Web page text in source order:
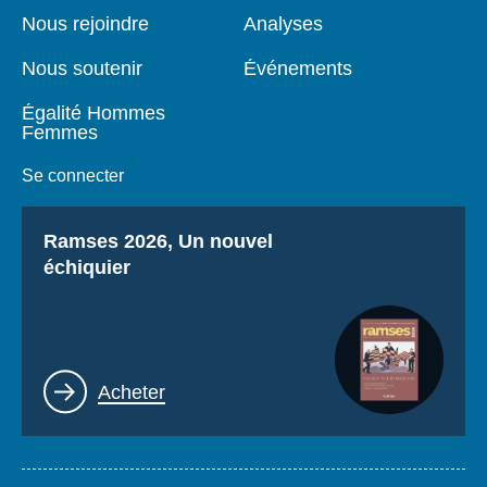
Nous rejoindre
Nous soutenir
Égalité Hommes
Femmes
Se connecter
Analyses
Événements
Titre
Ramses 2026, Un nouvel
échiquier
Lien
Acheter